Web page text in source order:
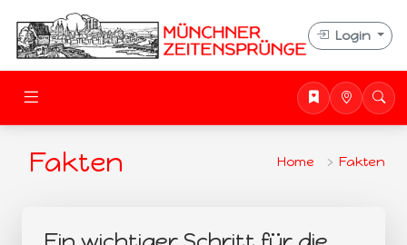
Login
Fakten Home Fakten